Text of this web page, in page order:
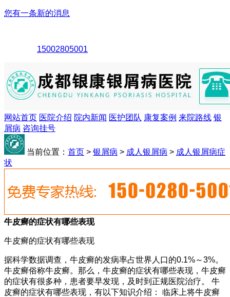
您有一条新的消息
15002805001
网站首页 医院介绍 院内新闻 医护团队 康复案例 来院路线 银
屑病 咨询挂号
当前位置： 首页 > 银屑病 > 成人银屑病 > 成人银屑病症
状
牛皮癣的症状有哪些表现
牛皮癣的症状有哪些表现
据科学数据调查，牛皮癣的发病率占世界人口的0.1%～3%。
牛皮癣俗称牛皮癣。那么，牛皮癣的症状有哪些表现，牛皮癣
的症状有很多种，患者要早发现，及时到正规医院治疗。 牛
皮癣的症状有哪些表现，有以下知识介绍： 临床上将牛皮癣